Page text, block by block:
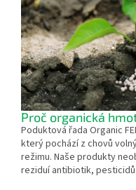
Proč organická
Poduktová řada Organic
který pochází z chovů
režimu. Naše produkty
reziduí antibiotik, pesticidů